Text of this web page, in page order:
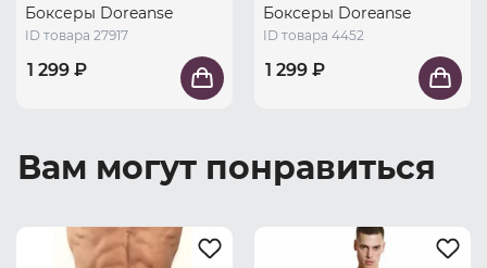
Боксеры Doreanse
ID товара 27917
1 299 ₽
Боксеры Doreanse
ID товара 4452
1 299 ₽
Вам могут понравиться